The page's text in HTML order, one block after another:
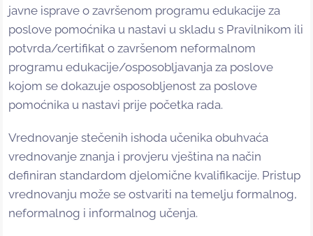
javne isprave o završenom programu edukacije za
poslove pomoćnika u nastavi u skladu s Pravilnikom ili
potvrda/certifikat o završenom neformalnom
programu edukacije/osposobljavanja za poslove
kojom se dokazuje osposobljenost za poslove
pomoćnika u nastavi prije početka rada.
Vrednovanje stečenih ishoda učenika obuhvaća
vrednovanje znanja i provjeru vještina na način
definiran standardom djelomične kvalifikacije. Pristup
vrednovanju može se ostvariti na temelju formalnog,
neformalnog i informalnog učenja.